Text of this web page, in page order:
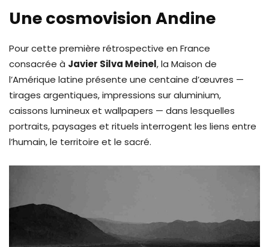
Une cosmovision Andine
Pour cette première rétrospective en France
consacrée à Javier Silva Meinel, la Maison de
l’Amérique latine présente une centaine d’œuvres —
tirages argentiques, impressions sur aluminium,
caissons lumineux et wallpapers — dans lesquelles
portraits, paysages et rituels interrogent les liens entre
l’humain, le territoire et le sacré.